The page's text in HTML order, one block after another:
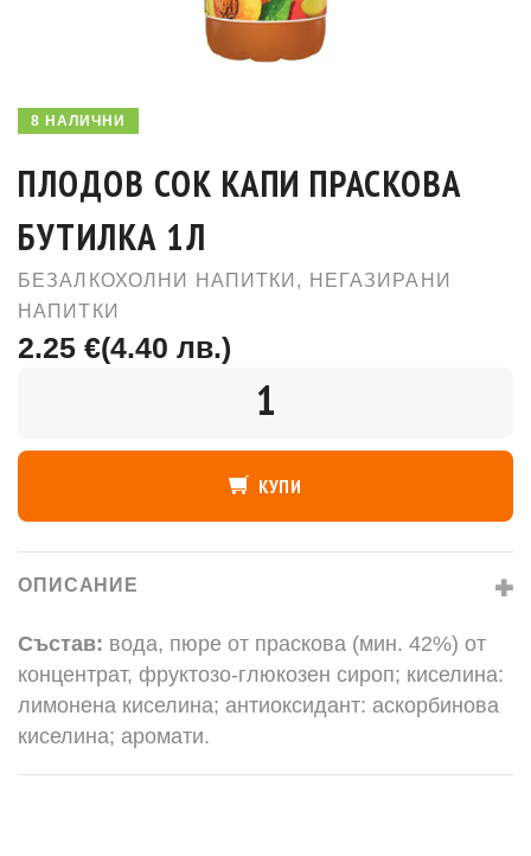
8 НАЛИЧНИ
ПЛОДОВ СОК КАПИ ПРАСКОВА
БУТИЛКА 1Л
БЕЗАЛКОХОЛНИ НАПИТКИ ,
НЕГАЗИРАНИ
НАПИТКИ
2.25 €(4.40 лв.)
КУПИ
ОПИСАНИЕ
Състав: вода, пюре от праскова (мин. 42%) от
концентрат, фруктозо-глюкозен сироп; киселина:
лимонена киселина; антиоксидант: аскорбинова
киселина; аромати.